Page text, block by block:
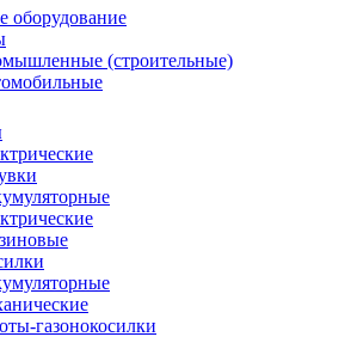
оборудование
(строительные)
газонокосилки